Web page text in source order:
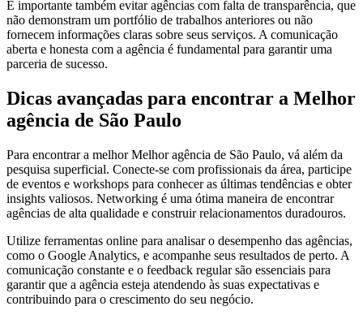
É importante também evitar agências com falta de transparência, que
não demonstram um portfólio de trabalhos anteriores ou não
fornecem informações claras sobre seus serviços. A comunicação
aberta e honesta com a agência é fundamental para garantir uma
parceria de sucesso.
Dicas avançadas para encontrar a Melhor
agência de São Paulo
Para encontrar a melhor Melhor agência de São Paulo, vá além da
pesquisa superficial. Conecte-se com profissionais da área, participe
de eventos e workshops para conhecer as últimas tendências e obter
insights valiosos. Networking é uma ótima maneira de encontrar
agências de alta qualidade e construir relacionamentos duradouros.
Utilize ferramentas online para analisar o desempenho das agências,
como o Google Analytics, e acompanhe seus resultados de perto. A
comunicação constante e o feedback regular são essenciais para
garantir que a agência esteja atendendo às suas expectativas e
contribuindo para o crescimento do seu negócio.